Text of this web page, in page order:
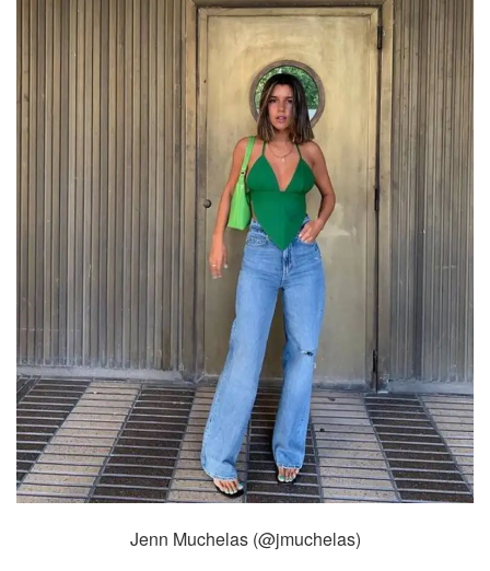
Jenn Muchelas (@jmuchelas)